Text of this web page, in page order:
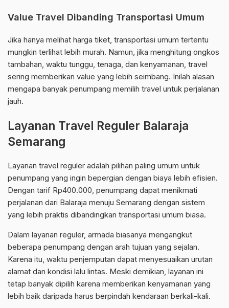
Value Travel Dibanding Transportasi Umum
Jika hanya melihat harga tiket, transportasi umum tertentu
mungkin terlihat lebih murah. Namun, jika menghitung ongkos
tambahan, waktu tunggu, tenaga, dan kenyamanan, travel
sering memberikan value yang lebih seimbang. Inilah alasan
mengapa banyak penumpang memilih travel untuk perjalanan
jauh.
Layanan Travel Reguler Balaraja
Semarang
Layanan travel reguler adalah pilihan paling umum untuk
penumpang yang ingin bepergian dengan biaya lebih efisien.
Dengan tarif Rp400.000, penumpang dapat menikmati
perjalanan dari Balaraja menuju Semarang dengan sistem
yang lebih praktis dibandingkan transportasi umum biasa.
Dalam layanan reguler, armada biasanya mengangkut
beberapa penumpang dengan arah tujuan yang sejalan.
Karena itu, waktu penjemputan dapat menyesuaikan urutan
alamat dan kondisi lalu lintas. Meski demikian, layanan ini
tetap banyak dipilih karena memberikan kenyamanan yang
lebih baik daripada harus berpindah kendaraan berkali-kali.